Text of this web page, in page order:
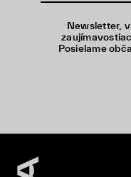
Newsletter,
Posielame